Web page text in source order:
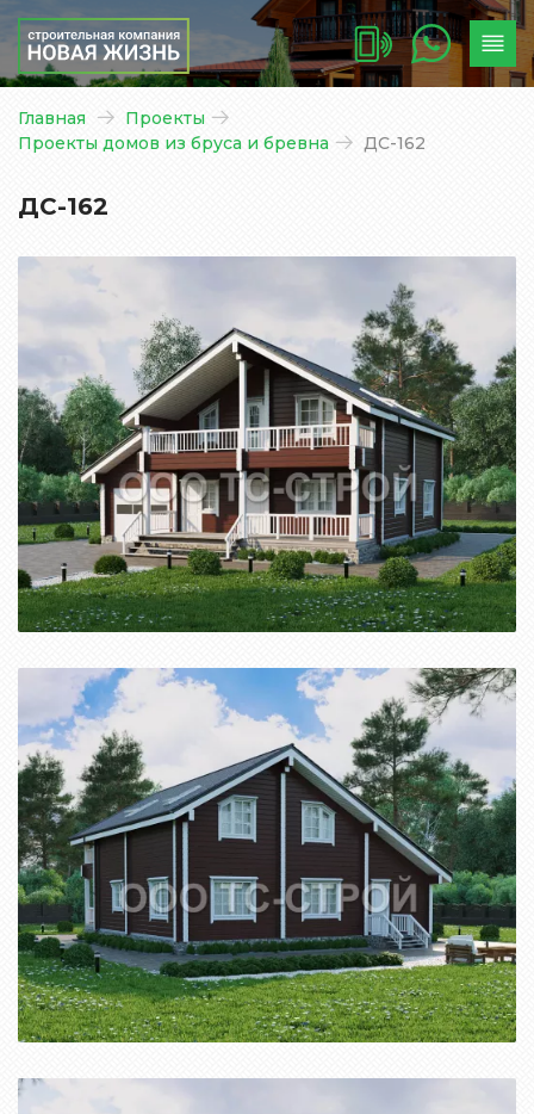
Главная
Проекты
Проекты домов из бруса и бревна
ДС-162
ДС-162